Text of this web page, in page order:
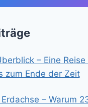
– Eine
zum Ende der Zeit
– Warum